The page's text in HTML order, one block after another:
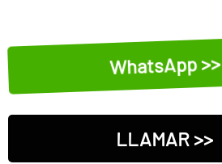
WhatsApp >>
LLAMAR >>